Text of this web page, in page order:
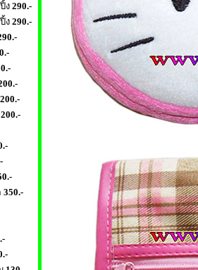
ง 290.-
ง 290.-
200.-
200.-
350.-